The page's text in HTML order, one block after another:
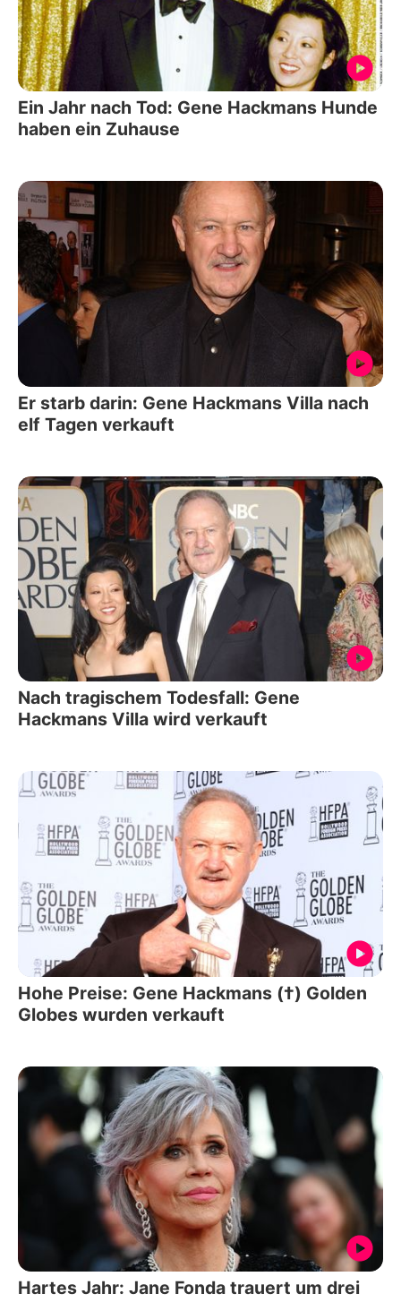
Ein Jahr nach Tod: Gene Hackmans Hunde
haben ein Zuhause
Er starb darin: Gene Hackmans Villa nach
elf Tagen verkauft
Nach tragischem Todesfall: Gene
Hackmans Villa wird verkauft
Hohe Preise: Gene Hackmans (†) Golden
Globes wurden verkauft
Hartes Jahr: Jane Fonda trauert um drei